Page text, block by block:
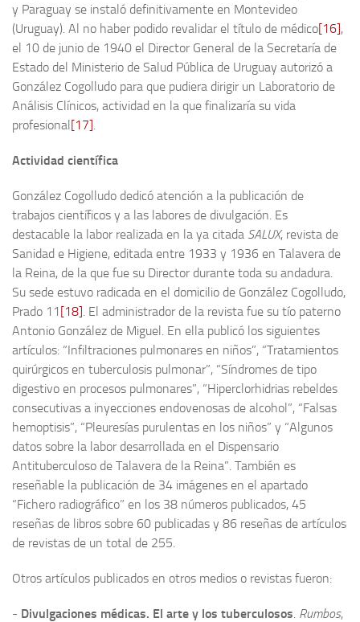
y Paraguay se instaló definitivamente en Montevideo
(Uruguay). Al no haber podido revalidar el título de médico[16],
el 10 de junio de 1940 el Director General de la Secretaría de
Estado del Ministerio de Salud Pública de Uruguay autorizó a
González Cogolludo para que pudiera dirigir un Laboratorio de
Análisis Clínicos, actividad en la que finalizaría su vida
profesional[17].
Actividad científica
González Cogolludo dedicó atención a la publicación de
trabajos científicos y a las labores de divulgación. Es
destacable la labor realizada en la ya citada SALUX, revista de
Sanidad e Higiene, editada entre 1933 y 1936 en Talavera de
la Reina, de la que fue su Director durante toda su andadura.
Su sede estuvo radicada en el domicilio de González Cogolludo,
Prado 11 [18]. El administrador de la revista fue su tío paterno
Antonio González de Miguel. En ella publicó los siguientes
artículos: “Infiltraciones pulmonares en niños”, “Tratamientos
quirúrgicos en tuberculosis pulmonar”, “Síndromes de tipo
digestivo en procesos pulmonares”, “Hiperclorhidrias rebeldes
consecutivas a inyecciones endovenosas de alcohol”, “Falsas
hemoptisis”, “Pleuresías purulentas en los niños” y “Algunos
datos sobre la labor desarrollada en el Dispensario
Antituberculoso de Talavera de la Reina”. También es
reseñable la publicación de 34 imágenes en el apartado
“Fichero radiográfico” en los 38 números publicados, 45
reseñas de libros sobre 60 publicadas y 86 reseñas de artículos
de revistas de un total de 255.
Otros artículos publicados en otros medios o revistas fueron:
- Divulgaciones médicas. El arte y los tuberculosos. Rumbos,